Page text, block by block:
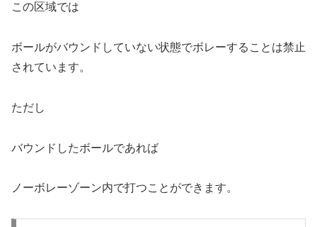
この区域では
ボールがバウンドしていない状態でボレーすることは禁止
されています。
ただし
バウンドしたボールであれば
ノーボレーゾーン内で打つことができます。